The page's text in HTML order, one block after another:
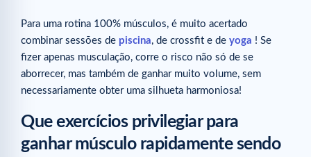
Para uma rotina 100% músculos, é muito acertado
combinar sessões de piscina, de crossfit e de yoga ! Se
fizer apenas musculação, corre o risco não só de se
aborrecer, mas também de ganhar muito volume, sem
necessariamente obter uma silhueta harmoniosa!
Que exercícios privilegiar para
ganhar músculo rapidamente sendo